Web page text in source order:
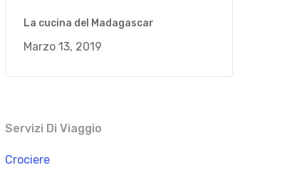
La cucina del Madagascar
Marzo 13, 2019
Servizi Di Viaggio
Crociere